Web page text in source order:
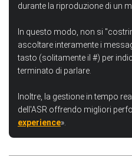
durante la riproduzione di un
In questo modo, non si
ascoltare interamente i
tasto (solitamente il #) per
terminato di parlare.
Inoltre, la gestione in tempo
dell'ASR offrendo migliori
experience».